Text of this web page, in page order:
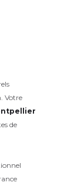
Votre
de